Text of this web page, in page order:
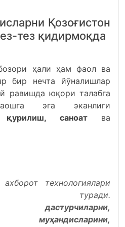
Қозоғистон
тез қидирмоқда
ҳали ҳам фаол ва
бир нечта йўналишлар
равишда юқори талабга
эга эканлиги
саноат ва
ахборот технологиялари
туради.
дастурчиларни,
муҳандисларини,